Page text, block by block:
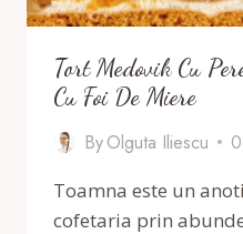
Tort Medovik Cu
Cu Foi De Miere
ByOlguta Iliescu
Toamna este un
cofetaria prin